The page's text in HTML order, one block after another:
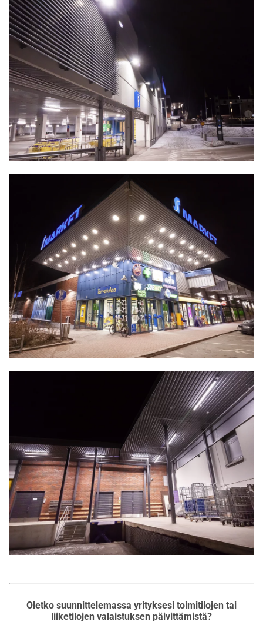
Oletko suunnittelemassa yrityksesi toimitilojen tai
liiketilojen valaistuksen päivittämistä?